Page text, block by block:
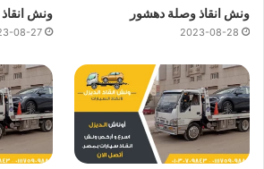
ونش انقاذ وصلة دهشور
2023-08-28
ونش انقاذ
08-27